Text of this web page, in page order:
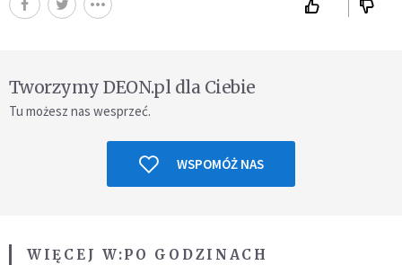
Tworzymy DEON.pl dla Ciebie
Tu możesz nas wesprzeć.
WSPOMÓŻ NAS
WIĘCEJ W:PO GODZINACH